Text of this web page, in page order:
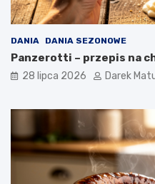
DANIA DANIA SEZONOWE
Panzerotti – przepis na
28 lipca 2026 Darek